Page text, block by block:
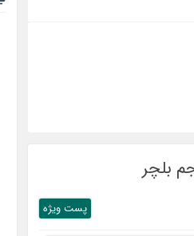
پست ويژه